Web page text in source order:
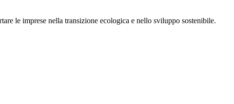
le imprese nella transizione ecologica e nello sviluppo sostenibile.